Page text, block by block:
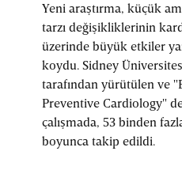
Yeni araştırma, küçük
tarzı değişikliklerinin
üzerinde büyük etkiler
koydu. Sidney
tarafından yürütülen ve
Preventive Cardiology"
çalışmada, 53 binden
boyunca takip edildi.